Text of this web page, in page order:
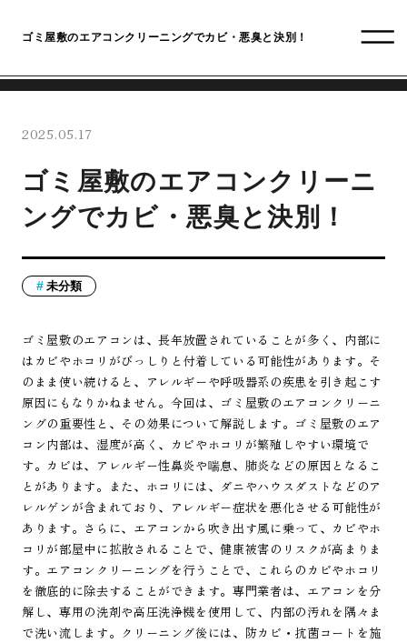
ゴミ屋敷のエアコンクリーニングでカビ・悪臭と決別！
2025.05.17
ゴミ屋敷のエアコンクリーニ
ングでカビ・悪臭と決別！
未分類
ゴミ屋敷のエアコンは、長年放置されていることが多く、内部に
はカビやホコリがびっしりと付着している可能性があります。そ
のまま使い続けると、アレルギーや呼吸器系の疾患を引き起こす
原因にもなりかねません。今回は、ゴミ屋敷のエアコンクリーニ
ングの重要性と、その効果について解説します。ゴミ屋敷のエア
コン内部は、湿度が高く、カビやホコリが繁殖しやすい環境で
す。カビは、アレルギー性鼻炎や喘息、肺炎などの原因となるこ
とがあります。また、ホコリには、ダニやハウスダストなどのア
レルゲンが含まれており、アレルギー症状を悪化させる可能性が
あります。さらに、エアコンから吹き出す風に乗って、カビやホ
コリが部屋中に拡散されることで、健康被害のリスクが高まりま
す。エアコンクリーニングを行うことで、これらのカビやホコリ
を徹底的に除去することができます。専門業者は、エアコンを分
解し、専用の洗剤や高圧洗浄機を使用して、内部の汚れを隅々ま
で洗い流します。クリーニング後には、防カビ・抗菌コートを施